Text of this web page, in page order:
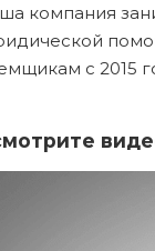
компания
с 2015